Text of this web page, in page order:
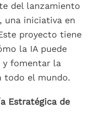
del lanzamiento
una iniciativa en
proyecto tiene
la IA puede
y fomentar la
todo el mundo.
Estratégica de